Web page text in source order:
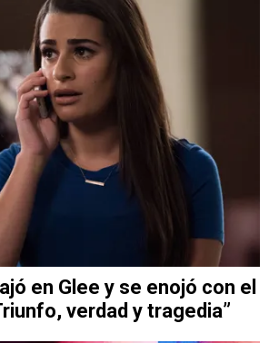
en Glee y se enojó con el
verdad y tragedia”